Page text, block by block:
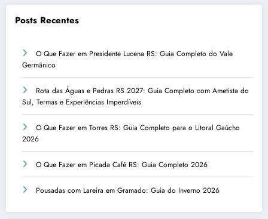
Posts Recentes
O Que Fazer em Presidente Lucena RS: Guia Completo do Vale
Germânico
Rota das Águas e Pedras RS 2027: Guia Completo com Ametista do
Sul, Termas e Experiências Imperdíveis
O Que Fazer em Torres RS: Guia Completo para o Litoral Gaúcho
2026
O Que Fazer em Picada Café RS: Guia Completo 2026
Pousadas com Lareira em Gramado: Guia do Inverno 2026